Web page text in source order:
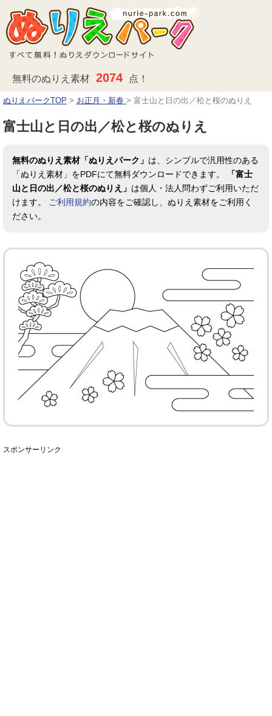
無料のぬりえ素材 2074 点！
ぬりえパークTOP > お正月・新春 > 富士山と日の出／松と桜のぬりえ
富士山と日の出／松と桜のぬりえ
無料のぬりえ素材「ぬりえパーク」 は、シンプルで汎用性のある
「ぬりえ素材」をPDFにて無料ダウンロードできます。
「富士
山と日の出／松と桜のぬりえ」 は個人・法人問わずご利用いただ
けます。
ご利用規約の内容をご確認し、ぬりえ素材をご利用く
ださい。
スポンサーリンク